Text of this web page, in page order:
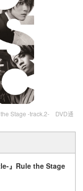
the Stage -track.2- DVD通
』Rule the Stage